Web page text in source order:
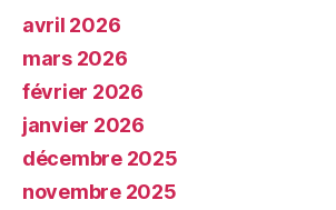
avril 2026
mars 2026
février 2026
janvier 2026
décembre 2025
novembre 2025